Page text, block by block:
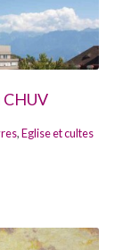
CHUV
,Eglise et cultes